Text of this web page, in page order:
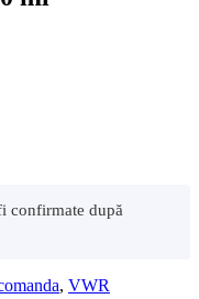
confirmate după
, VWR